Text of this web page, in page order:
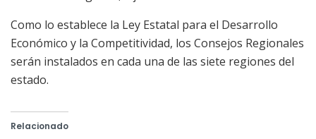
Como lo establece la Ley Estatal para el Desarrollo
Económico y la Competitividad, los Consejos Regionales
serán instalados en cada una de las siete regiones del
estado.
Relacionado